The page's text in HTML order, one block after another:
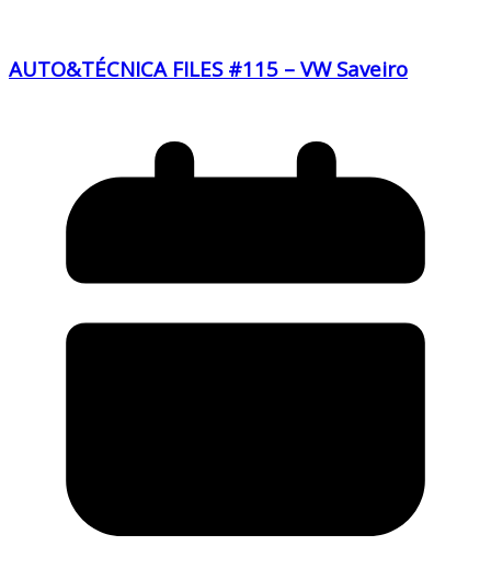
AUTO&TÉCNICA FILES #115 – VW Saveiro